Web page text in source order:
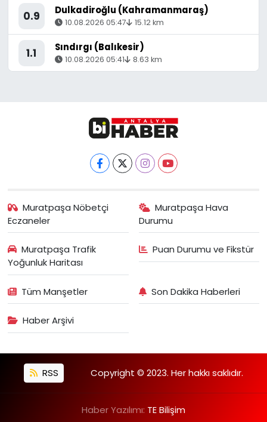
0.9 Dulkadiroğlu (Kahramanmaraş)
10.08.2026 05:47 15.12 km
1.1 Sındırgı (Balıkesir)
10.08.2026 05:41 8.63 km
Muratpaşa Nöbetçi
Eczaneler
Muratpaşa Hava
Durumu
Muratpaşa Trafik
Yoğunluk Haritası
Puan Durumu ve Fikstür
Tüm Manşetler Son Dakika Haberleri
Haber Arşivi
RSS Copyright © 2023. Her hakkı saklıdır.
Haber Yazılımı: TE Bilişim